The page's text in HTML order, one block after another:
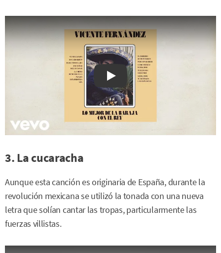
Watch on YouTube
3. La cucaracha
Aunque esta canción es originaria de España, durante la
revolución mexicana se utilizó la tonada con una nueva
letra que solían cantar las tropas, particularmente las
fuerzas villistas.